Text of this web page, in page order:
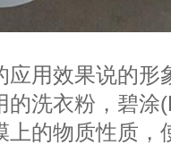
应用效果说的形
的洗衣粉，碧涂
上的物质性质，